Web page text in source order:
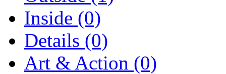
Inside (0)
Details (0)
Art & Action (0)